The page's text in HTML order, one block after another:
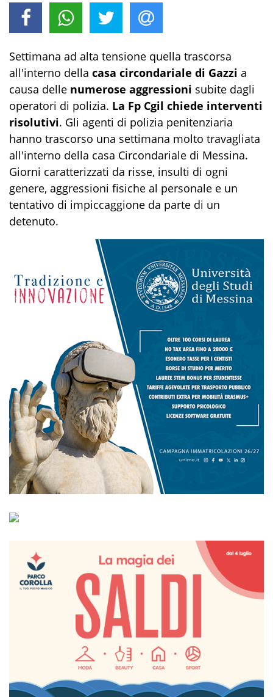
Settimana ad alta tensione quella trascorsa
all'interno della casa circondariale di Gazzi a
causa delle numerose aggressioni subite dagli
operatori di polizia. La Fp Cgil chiede interventi
risolutivi. Gli agenti di polizia penitenziaria
hanno trascorso una settimana molto travagliata
all'interno della casa Circondariale di Messina.
Giorni caratterizzati da risse, insulti di ogni
genere, aggressioni fisiche al personale e un
tentativo di impiccaggione da parte di un
detenuto.